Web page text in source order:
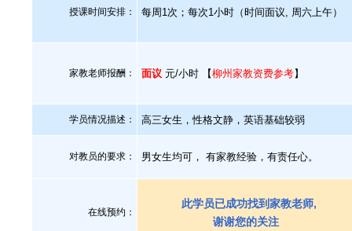
授课时间安排： 每周1次；每次1小时（时间面议, 周六上午）
家教老师报酬： 面议 元/小时 【柳州家教资费参考】
学员情况描述： 高三女生，性格文静，英语基础较弱
对教员的要求： 男女生均可， 有家教经验，有责任心。
在线预约：
此学员已成功找到家教老师,
谢谢您的关注